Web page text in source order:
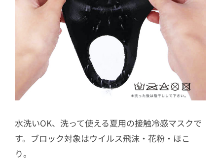
水洗いOK、洗って使える夏用の接触冷感マスクで
す。ブロック対象はウイルス飛沫・花粉・ほこ
り。